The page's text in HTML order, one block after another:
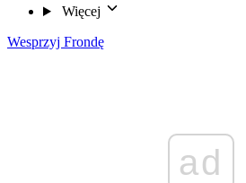
Więcej
Wesprzyj Frondę
ad